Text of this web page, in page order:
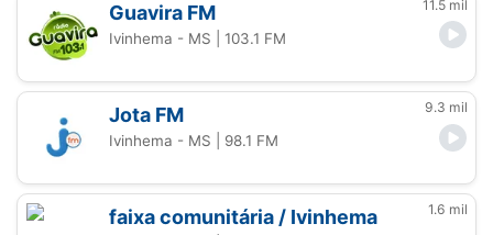
Guavira FM 11.5 mil
Ivinhema - MS | 103.1 FM
Jota FM 9.3 mil
Ivinhema - MS | 98.1 FM
faixa comunitária / Ivinhema 1.6 mil